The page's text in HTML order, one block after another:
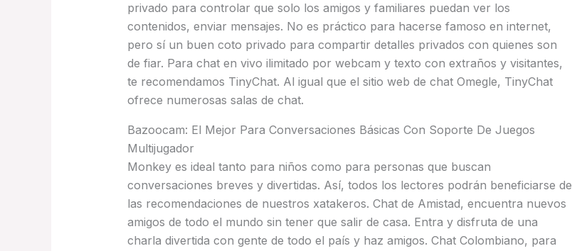
privado para controlar que solo los amigos y familiares puedan ver los
contenidos, enviar mensajes. No es práctico para hacerse famoso en internet,
pero sí un buen coto privado para compartir detalles privados con quienes son
de fiar. Para chat en vivo ilimitado por webcam y texto con extraños y visitantes,
te recomendamos TinyChat. Al igual que el sitio web de chat Omegle, TinyChat
ofrece numerosas salas de chat.
Bazoocam: El Mejor Para Conversaciones Básicas Con Soporte De Juegos
Multijugador
Monkey es ideal tanto para niños como para personas que buscan
conversaciones breves y divertidas. Así, todos los lectores podrán beneficiarse de
las recomendaciones de nuestros xatakeros. Chat de Amistad, encuentra nuevos
amigos de todo el mundo sin tener que salir de casa. Entra y disfruta de una
charla divertida con gente de todo el país y haz amigos. Chat Colombiano, para